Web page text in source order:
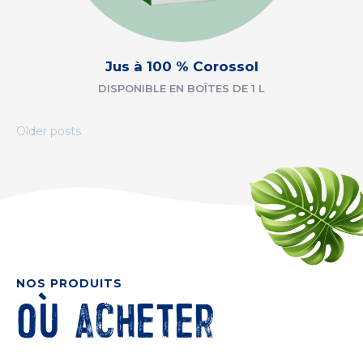
Jus à 100 % Corossol
DISPONIBLE EN BOÎTES DE 1 L
Posts
navigation
Older posts
NOS PRODUITS
Où acheter